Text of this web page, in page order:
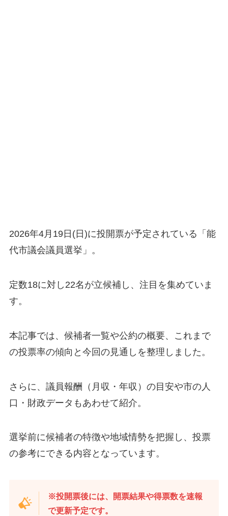
2026年4月19日(日)に投開票が予定されている「能
代市議会議員選挙」。
定数18に対し22名が立候補し、注目を集めていま
す。
本記事では、候補者一覧や公約の概要、これまで
の投票率の傾向と今回の見通しを整理しました。
さらに、議員報酬（月収・年収）の目安や市の人
口・財政データもあわせて紹介。
選挙前に候補者の特徴や地域情勢を把握し、投票
の参考にできる内容となっています。
※投開票後には、開票結果や得票数を速報
で更新予定です。